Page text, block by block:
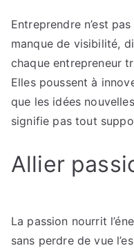
Entreprendre n’est
manque de visibilité,
chaque entrepreneur
Elles poussent à
que les idées
signifie pas tout
Allier
La passion nourrit
sans perdre de vue